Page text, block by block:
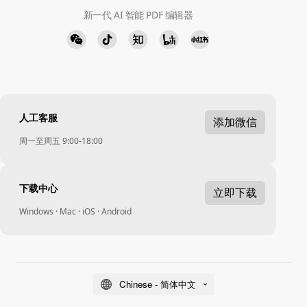
新一代 AI 智能 PDF 编辑器
人工客服
周一至周五 9:00-18:00
添加微信
下载中心
Windows · Mac · iOS · Android
立即下载
Chinese - 简体中文